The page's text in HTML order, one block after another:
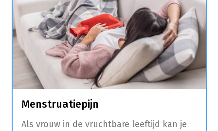
Menstruatiepijn
Als vrouw in de vruchtbare leeftijd kan je